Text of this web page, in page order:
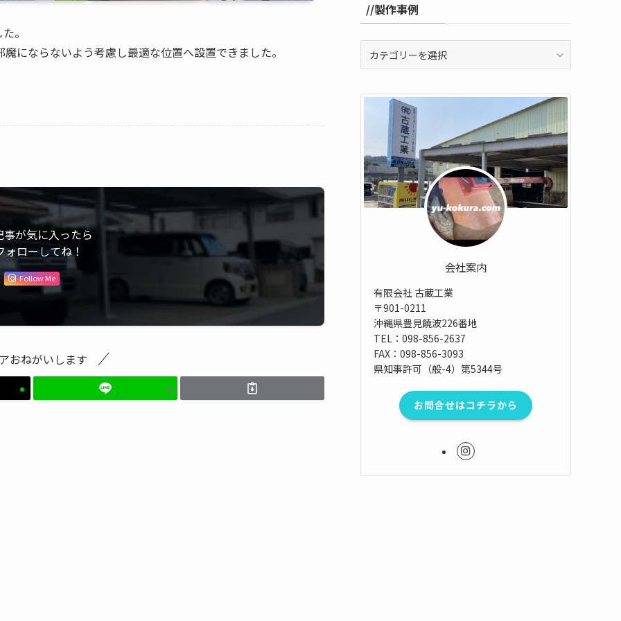
。
にならないよう考慮し最適な位置へ設置できました。
事が気に入ったら
ローしてね！
Follow Me
おねがいします
//製作事例
事
会社案内
有限会社 古蔵工業
〒901-0211
沖縄県豊見饒波226番地
TEL：098-856-2637
FAX：098-856-3093
県知事許可（般-4）第5344号
お問合せはコチラから